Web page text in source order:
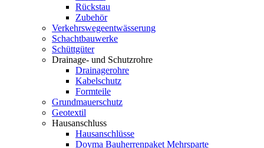
Rückstau
Zubehör
Verkehrswegeentwässerung
Schachtbauwerke
Schüttgüter
Drainage- und Schutzrohre
Drainagerohre
Kabelschutz
Formteile
Grundmauerschutz
Geotextil
Hausanschluss
Hausanschlüsse
Doyma Bauherrenpaket Mehrsparte